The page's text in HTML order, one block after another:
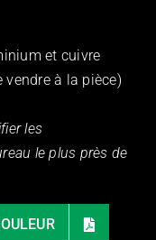
et cuivre
vendre à la pièce)
les
le plus près de